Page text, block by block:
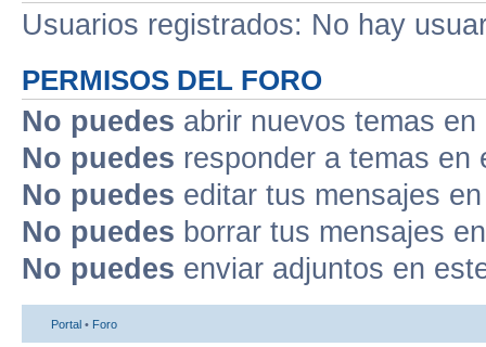
Usuarios registrados: No hay
PERMISOS DEL FORO
No puedes abrir nuevos temas
No puedes responder a temas en
No puedes editar tus mensajes
No puedes borrar tus mensajes
No puedes enviar adjuntos en
Portal • Foro